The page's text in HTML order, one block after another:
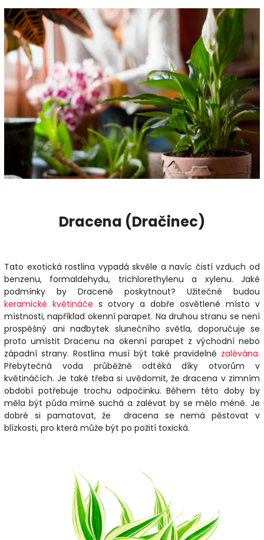
Dracena (Dračinec)
Tato exotická rostlina vypadá skvěle a navíc čistí vzduch od
benzenu, formaldehydu, trichlorethylenu a xylenu. Jaké
podmínky by Draceně poskytnout? Užitečné budou
keramické květináče s otvory a dobře osvětlené místo v
místnosti, například okenní parapet. Na druhou stranu se není
prospěšný ani nadbytek slunečního světla, doporučuje se
proto umístit Dracenu na okenní parapet z východní nebo
západní strany. Rostlina musí být také pravidelně zalévána.
Přebytečná voda průběžně odtéká díky otvorům v
květináčích. Je také třeba si uvědomit, že dracena v zimním
období potřebuje trochu odpočinku. Během této doby by
měla být půda mírně suchá a zalévat by se mělo méně. Je
dobré si pamatovat, že dracena se nemá pěstovat v
blízkosti, pro která může být po požití toxická.